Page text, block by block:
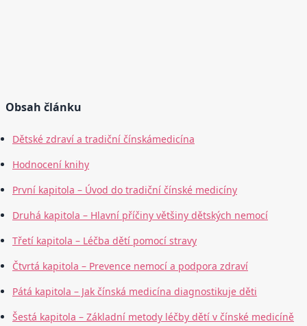
Obsah článku
Dětské zdraví a tradiční čínskámedicína
Hodnocení knihy
První kapitola – Úvod do tradiční čínské medicíny
Druhá kapitola – Hlavní příčiny většiny dětských nemocí
Třetí kapitola – Léčba dětí pomocí stravy
Čtvrtá kapitola – Prevence nemocí a podpora zdraví
Pátá kapitola – Jak čínská medicína diagnostikuje děti
Šestá kapitola – Základní metody léčby dětí v čínské medicíně